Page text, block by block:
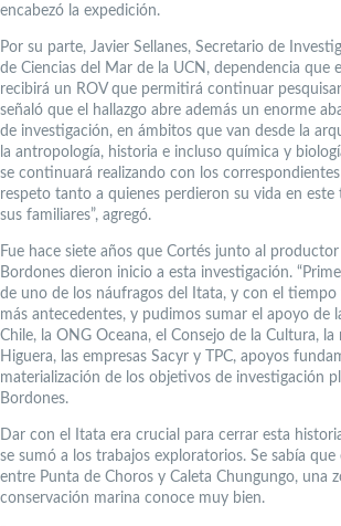
encabezó la expedición.
Por su parte, Javier Sellanes, Secretario de
de Ciencias del Mar de la UCN, dependencia que
recibirá un ROV que permitirá continuar
señaló que el hallazgo abre además un enorme
de investigación, en ámbitos que van desde la
la antropología, historia e incluso química y
se continuará realizando con los
respeto tanto a quienes perdieron su vida en este
sus familiares”, agregó.
Fue hace siete años que Cortés junto al
Bordones dieron inicio a esta investigación.
de uno de los náufragos del Itata, y con el
más antecedentes, y pudimos sumar el apoyo de
Chile, la ONG Oceana, el Consejo de la Cultura,
Higuera, las empresas Sacyr y TPC, apoyos
materialización de los objetivos de investigación
Bordones.
Dar con el Itata era crucial para cerrar esta
se sumó a los trabajos exploratorios. Se sabía
entre Punta de Choros y Caleta Chungungo, una
conservación marina conoce muy bien.